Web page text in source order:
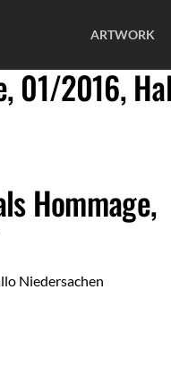
ARTWORK
01/2016,
Hommage,
Niedersachen